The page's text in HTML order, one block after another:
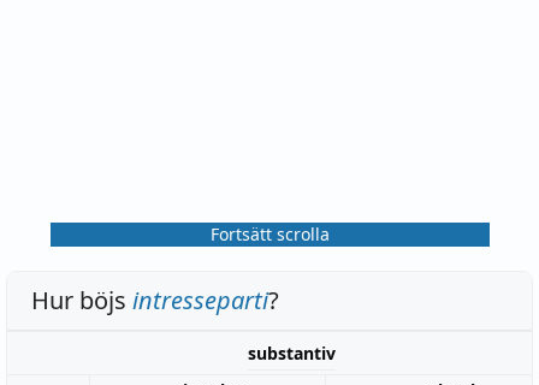
Fortsätt scrolla
Hur böjs intresseparti?
substantiv